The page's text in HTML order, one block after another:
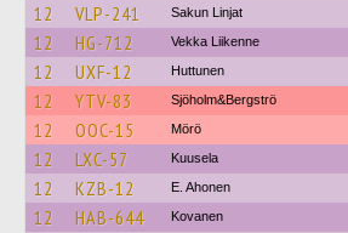
12 VLP-241 Sakun Linjat
12 HG-712 Vekka Liikenne
12 UXF-12 Huttunen
12 YTV-83 Sjöholm&Bergströ
12 OOC-15 Mörö
12 LXC-57 Kuusela
12 KZB-12 E. Ahonen
12 HAB-644 Kovanen